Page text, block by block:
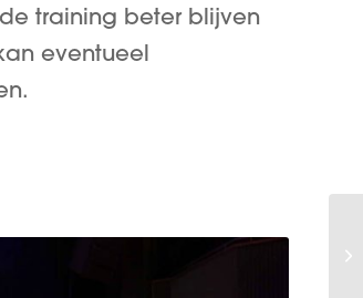
training beter blijven
eventueel